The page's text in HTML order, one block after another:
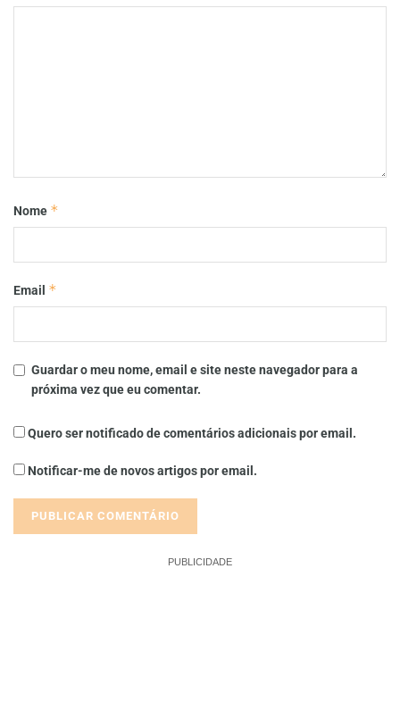
Nome *
Email *
Guardar o meu nome, email e site neste navegador para a
próxima vez que eu comentar.
Quero ser notificado de comentários adicionais por email.
Notificar-me de novos artigos por email.
PUBLICIDADE